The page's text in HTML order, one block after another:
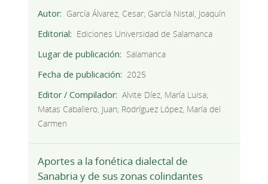
Autor
García Álvarez, Cesar; García Nistal, Joaquín
Editorial
Ediciones Universidad de Salamanca
Lugar de publicación
Salamanca
Fecha de publicación
2025
Editor / Compilador
Alvite Díez, María Luisa;
Matas Caballero, Juan; Rodríguez López, María del
Carmen
Aportes a la fonética dialectal de
Sanabria y de sus zonas colindantes